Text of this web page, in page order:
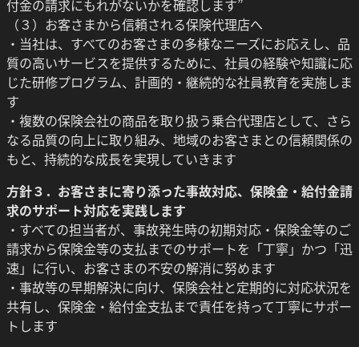
付金の請求にもれがないかを確認します”
（３）お客さまから信頼される保険代理店へ
・当社は、すべてのお客さまの多様なニーズにお応えし、品
質の高いサービスを提供するために、社員の経験や知識に応
じた研修プログラム、計画的・継続的な社員教育を実施しま
す
・複数の保険会社の商品を取り扱う乗合代理店として、さら
なる品質の向上に取り組み、地域のお客さまとの信頼関係の
もと、持続的な成長を実現していきます
方針３．お客さまに寄り添った事故対応、保険金・給付金請
求のサポート対応を実践します
・すべての担当者が、事故発生時の初期対応・保険金等のご
請求から保険金等の支払までのサポートを「丁寧」かつ「迅
速」に行い、お客さまの不安の解消に努めます
・事故等の早期解決に向け、保険会社と定期的に対応状況を
共有し、保険金・給付金支払まで責任を持って丁寧にサポー
トします